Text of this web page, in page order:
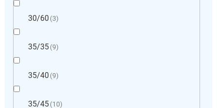
30/60 3
35/35 9
35/40 9
35/45 10